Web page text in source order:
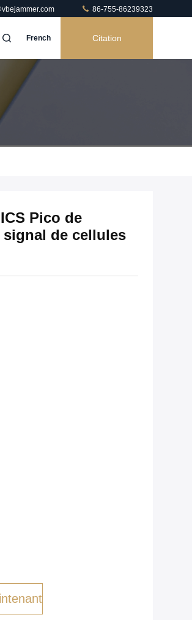
86-755-86239323
French Citation
Pico de
de cellules